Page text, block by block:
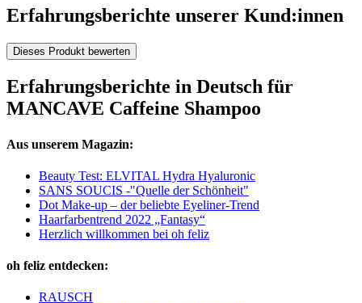
Erfahrungsberichte unserer Kund:innen
Dieses Produkt bewerten
Erfahrungsberichte in Deutsch für
MANCAVE Caffeine Shampoo
Aus unserem Magazin:
Beauty Test: ELVITAL Hydra Hyaluronic
SANS SOUCIS -"Quelle der Schönheit"
Dot Make-up – der beliebte Eyeliner-Trend
Haarfarbentrend 2022 „Fantasy“
Herzlich willkommen bei oh feliz
oh feliz entdecken:
RAUSCH